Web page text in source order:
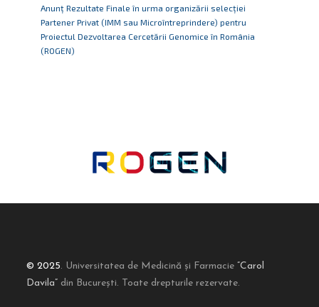
Anunț Rezultate Finale în urma organizării selecției
Partener Privat (IMM sau Microîntreprindere) pentru
Proiectul Dezvoltarea Cercetării Genomice în România
(ROGEN)
© 2025. Universitatea de Medicină și Farmacie”Carol
Davila” din București. Toate drepturile rezervate.